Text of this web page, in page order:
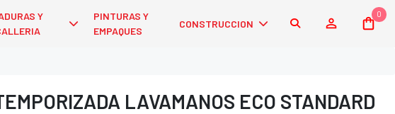
Y
PINTURAS Y
EMPAQUES
CONSTRUCCION
0
LAVAMANOS ECO STANDARD